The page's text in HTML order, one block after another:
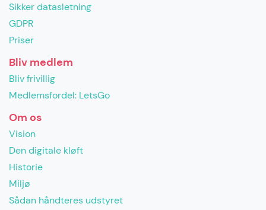
Sikker datasletning
GDPR
Priser
Bliv medlem
Bliv frivillig
Medlemsfordel: LetsGo
Om os
Vision
Den digitale kløft
Historie
Miljø
Sådan håndteres udstyret